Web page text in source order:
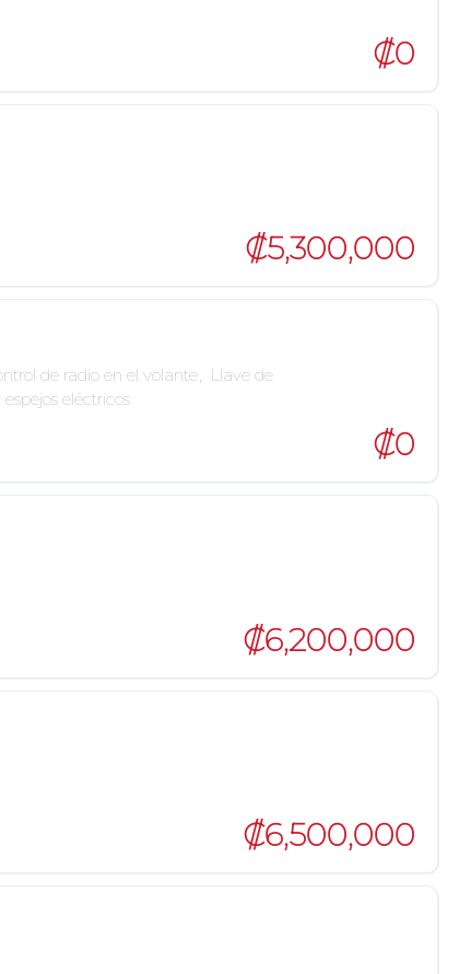
₡0
₡5,300,000
de radio en el volante, Llave de
espejos eléctricos
₡0
₡6,200,000
₡6,500,000